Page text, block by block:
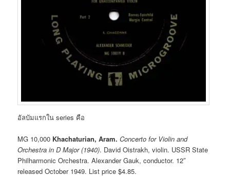
อัลบัมแรกใน series คือ
MG 10,000 Khachaturian, Aram. Concerto for Violin and
Orchestra in D Major (1940). David Oistrakh, violin. USSR State
Philharmonic Orchestra. Alexander Gauk, conductor. 12″
released October 1949. List price $4.85.